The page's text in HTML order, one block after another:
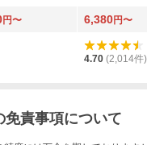
円〜 6,380円〜
4.70 (2,014件)
免責事項について